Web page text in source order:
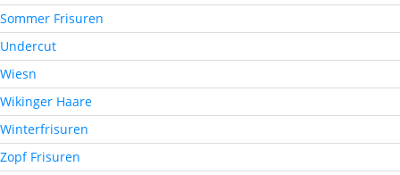
Sommer Frisuren
Undercut
Wiesn
Wikinger Haare
Winterfrisuren
Zopf Frisuren